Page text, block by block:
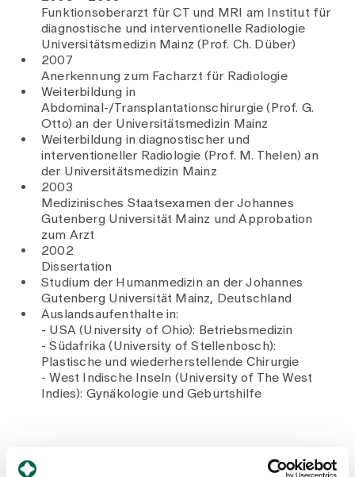
Funktionsoberarzt für CT und MRI am Institut für
diagnostische und interventionelle Radiologie
Universitätsmedizin Mainz (Prof. Ch. Düber)
2007
Anerkennung zum Facharzt für Radiologie
Weiterbildung in
Abdominal-/Transplantationschirurgie (Prof. G.
Otto) an der Universitätsmedizin Mainz
Weiterbildung in diagnostischer und
interventioneller Radiologie (Prof. M. Thelen) an
der Universitätsmedizin Mainz
2003
Medizinisches Staatsexamen der Johannes
Gutenberg Universität Mainz und Approbation
zum Arzt
2002
Dissertation
Studium der Humanmedizin an der Johannes
Gutenberg Universität Mainz, Deutschland
Auslandsaufenthalte in:
- USA (University of Ohio): Betriebsmedizin
- Südafrika (University of Stellenbosch):
Plastische und wiederherstellende Chirurgie
- West Indische Inseln (University of The West
Indies): Gynäkologie und Geburtshilfe
Mitgliedschaften